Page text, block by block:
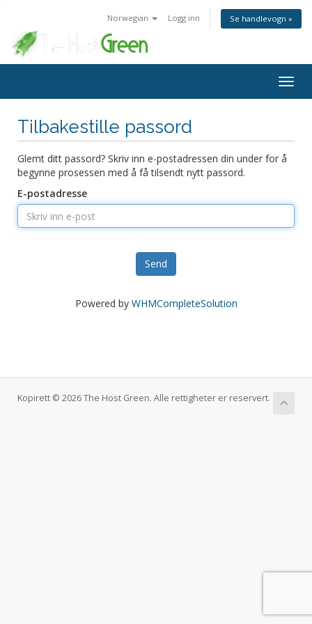
Norwegian Logg inn Se handlevogn »
Bytt
Tilbakestille passord
Glemt ditt passord? Skriv inn e-postadressen din under for å
begynne prosessen med å få tilsendt nytt passord.
E-postadresse
Send
Powered by WHMCompleteSolution
Kopirett © 2026 The Host Green. Alle rettigheter er reservert.